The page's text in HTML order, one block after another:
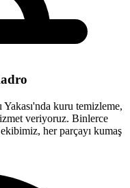
kuru temizleme,
veriyoruz. Binlerce
her parçayı kumaş